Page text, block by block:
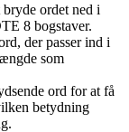
ordet ned i
8 bogstaver.
der passer ind i
som
ord for at få
betydning